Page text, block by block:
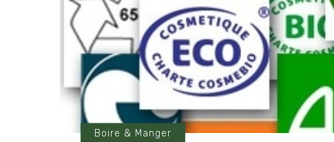
Boire & Manger